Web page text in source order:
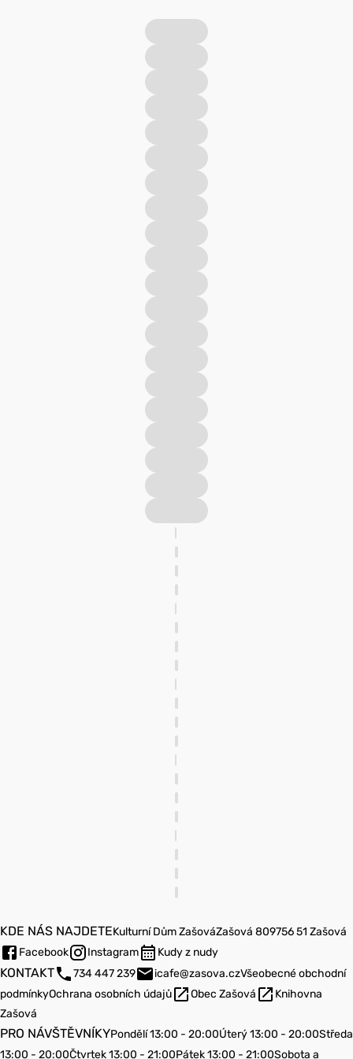
KDE NÁS NAJDETEKulturní Dům ZašováZašová 809756 51 Zašová
Facebook
Instagram Kudy z nudy
KONTAKT 734 447 239 icafe@zasova.czVšeobecné obchodní
podmínkyOchrana osobních údajů Obec Zašová
Knihovna
Zašová
PRO NÁVŠTĚVNÍKYPondělí 13:00 - 20:00Úterý 13:00 - 20:00Středa
13:00 - 20:00Čtvrtek 13:00 - 21:00Pátek 13:00 - 21:00Sobota a